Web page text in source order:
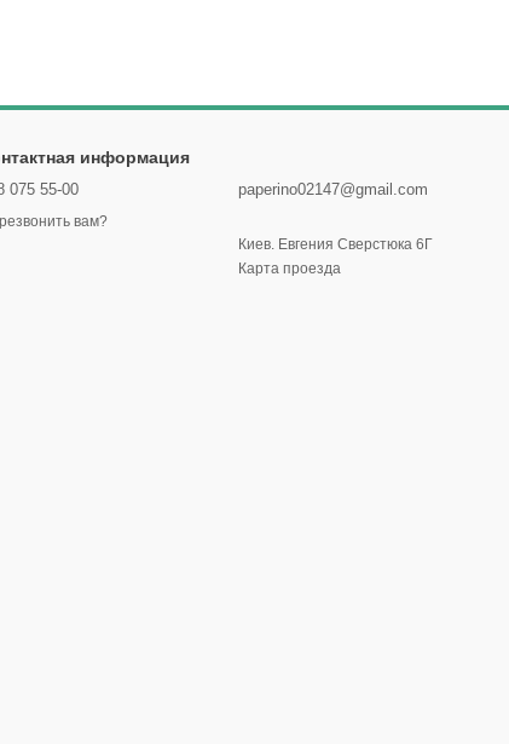
информация
075 55-00
вам?
paperino02147@gmail.com
Киев. Евгения Сверстюка 6Г
Карта проезда